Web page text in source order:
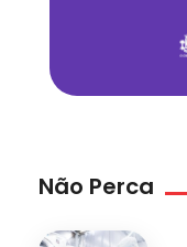
Não Perca